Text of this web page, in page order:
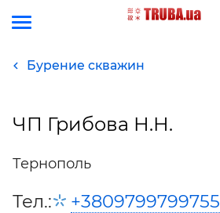
Бурение скважин
ЧП Грибова Н.Н.
Тернополь
Тел.:
+3809799799755